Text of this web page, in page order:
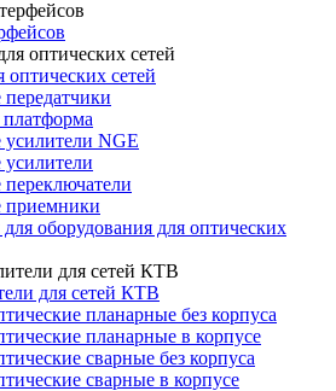
сетей
NGE
приемники
оборудования для оптических
для сетей КТВ
планарные без корпуса
планарные в корпусе
сварные без корпуса
сварные в корпусе